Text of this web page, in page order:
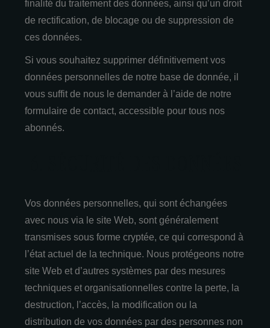
finalité du traitement des données, ainsi qu’un droit
de rectification, de blocage ou de suppression de
ces données.
Si vous souhaitez supprimer définitivement vos
données personnelles de notre base de donnée, il
vous suffit de nous le demander à l’aide de notre
formulaire de contact, accessible pour tous nos
abonnés.
Vos données personnelles, qui sont échangées
avec nous via le site Web, sont généralement
transmises sous forme cryptée, ce qui correspond à
l’état actuel de la technique. Nous protégeons notre
site Web et d’autres systèmes par des mesures
techniques et organisationnelles contre la perte, la
destruction, l’accès, la modification ou la
distribution de vos données par des personnes non